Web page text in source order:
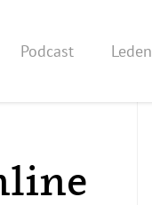
Podcast Leden